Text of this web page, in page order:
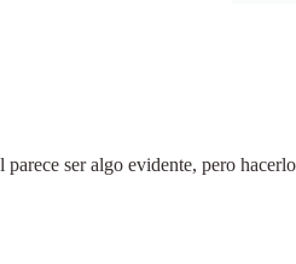
ser algo evidente, pero